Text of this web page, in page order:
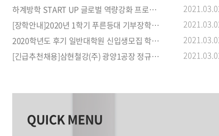
하계방학 START UP 글로벌 역량강화 프로그램 참가자 명단 및 안내사
[장학안내]2020년 1학기 푸른등대 기부장학사업 신규장학생 선발 안내
2020학년도 후기 일반대학원 신입생모집 학과별 입학설명회
[긴급추천채용]삼현철강(주) 광양1공장 정규직(여자) 신입사원 추천 안내
QUICK MENU